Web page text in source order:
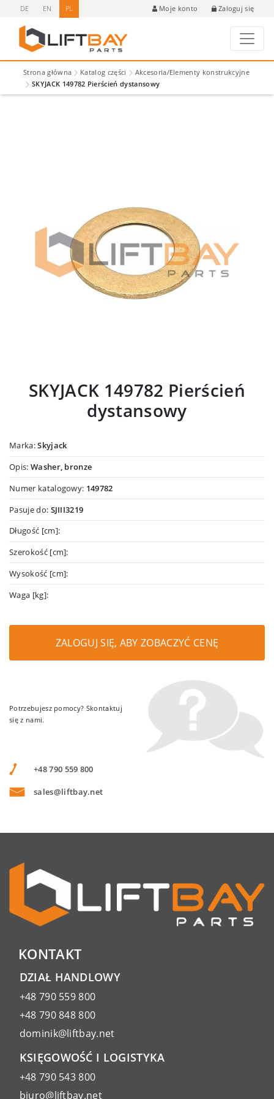
DE EN PL Moje konto Zaloguj się
Strona główna Katalog części
Akcesoria/Elementy konstrukcyjne
SKYJACK 149782 Pierścień dystansowy
SKYJACK 149782 Pierścień
dystansowy
Marka:Skyjack
Opis: Washer, bronze
Numer katalogowy: 149782
Pasuje do: SJIII3219
Długość [cm]:
Szerokość [cm]:
Wysokość [cm]:
Waga [kg]:
ZALOGUJ SIĘ, ABY ZOBACZYĆ CENĘ
Potrzebujesz pomocy? Skontaktuj
się z nami.
+48 790 559 800
sales@liftbay.net
KONTAKT
DZIAŁ HANDLOWY
+48 790 559 800
+48 790 848 800
dominik@liftbay.net
KSIĘGOWOŚĆ I LOGISTYKA
+48 790 543 800
biuro@liftbay.net